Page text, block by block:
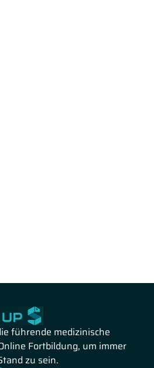
führende medizinische
Fortbildung, um immer
zu sein.